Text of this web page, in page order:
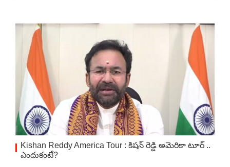
Kishan Reddy America Tour : కిషన్ రెడ్డి అమెరికా టూర్ ..
ఎందుకంటే?